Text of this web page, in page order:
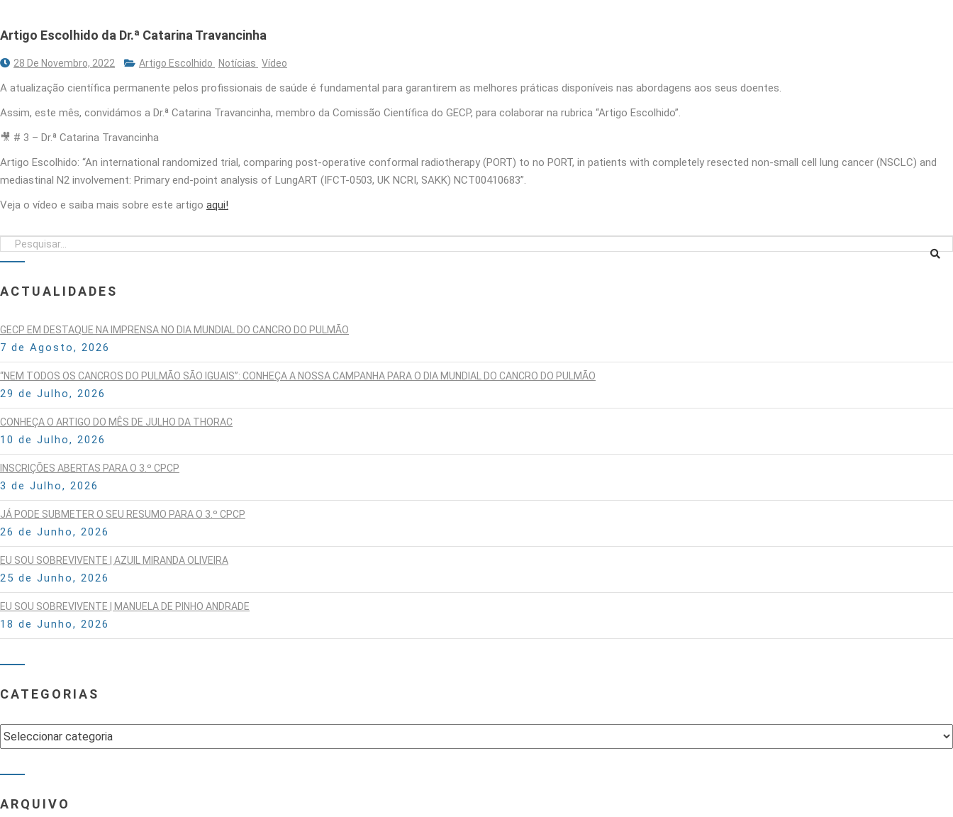
Artigo Escolhido da Dr.ª Catarina Travancinha
28 De Novembro, 2022 Artigo Escolhido Notícias Vídeo
A atualização científica permanente pelos profissionais de saúde é fundamental para garantirem as melhores práticas disponíveis nas abordagens aos seus doentes.
Assim, este mês, convidámos a Dr.ª Catarina Travancinha, membro da Comissão Científica do GECP, para colaborar na rubrica “Artigo Escolhido”.
🎥 # 3 – Dr.ª Catarina Travancinha
Artigo Escolhido: “An international randomized trial, comparing post-operative conformal radiotherapy (PORT) to no PORT, in patients with completely resected non-small cell lung cancer (NSCLC) and
mediastinal N2 involvement: Primary end-point analysis of LungART (IFCT-0503, UK NCRI, SAKK) NCT00410683”.
Veja o vídeo e saiba mais sobre este artigo aqui!
ACTUALIDADES
GECP EM DESTAQUE NA IMPRENSA NO DIA MUNDIAL DO CANCRO DO PULMÃO
7 de Agosto, 2026
“NEM TODOS OS CANCROS DO PULMÃO SÃO IGUAIS”: CONHEÇA A NOSSA CAMPANHA PARA O DIA MUNDIAL DO CANCRO DO PULMÃO
29 de Julho, 2026
CONHEÇA O ARTIGO DO MÊS DE JULHO DA THORAC
10 de Julho, 2026
INSCRIÇÕES ABERTAS PARA O 3.º CPCP
3 de Julho, 2026
JÁ PODE SUBMETER O SEU RESUMO PARA O 3.º CPCP
26 de Junho, 2026
EU SOU SOBREVIVENTE | AZUIL MIRANDA OLIVEIRA
25 de Junho, 2026
EU SOU SOBREVIVENTE | MANUELA DE PINHO ANDRADE
18 de Junho, 2026
CATEGORIAS
Categorias
ARQUIVO